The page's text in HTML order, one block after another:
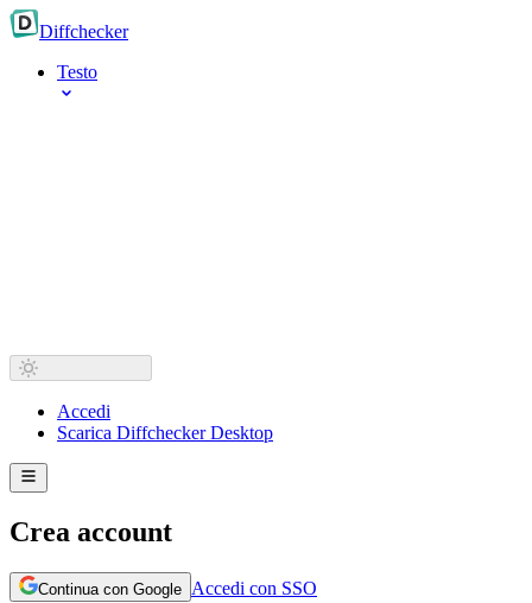
Diffchecker
Testo
Accedi
Scarica Diffchecker Desktop
Crea account
Continua con Google Accedi con SSO